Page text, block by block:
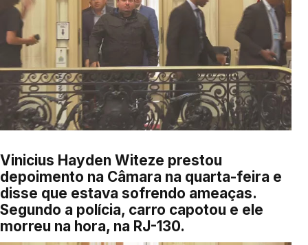
Vinicius Hayden Witeze prestou
depoimento na Câmara na quarta-feira e
disse que estava sofrendo ameaças.
Segundo a polícia, carro capotou e ele
morreu na hora, na RJ-130.